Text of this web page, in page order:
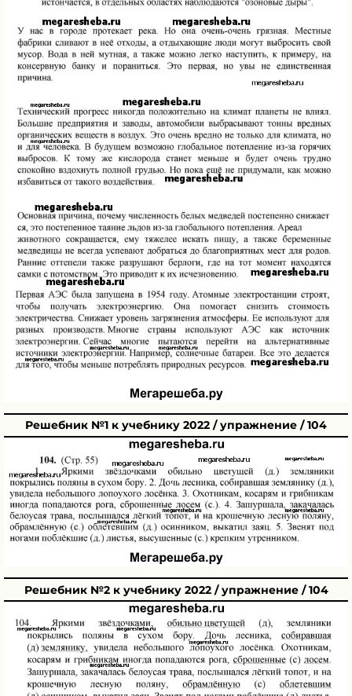
Решебник №1 к учебнику 2022 / упражнение / 104
Решебник №2 к учебнику 2022 / упражнение / 104